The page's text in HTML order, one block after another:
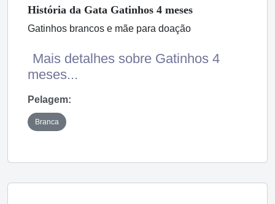
História da Gata Gatinhos 4 meses
Gatinhos brancos e mãe para doação
Mais detalhes sobre Gatinhos 4
meses...
Pelagem:
Branca